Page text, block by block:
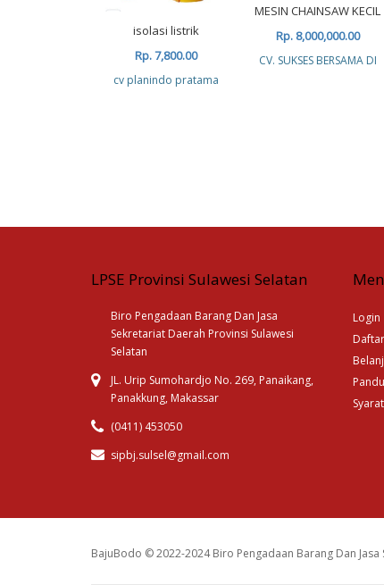
isolasi listrik
Rp. 7,800.00
cv planindo pratama
MESIN CHAINSAW KECIL
Rp. 8,000,000.00
CV. SUKSES BERSAMA DI
LPSE Provinsi Sulawesi Selatan
Biro Pengadaan Barang Dan Jasa
Sekretariat Daerah Provinsi Sulawesi
Selatan
JL. Urip Sumohardjo No. 269, Panaikang,
Panakkung, Makassar
(0411) 453050
sipbj.sulsel@gmail.com
Login
Daftar
BajuBodo © 2022-2024 Biro Pengadaan Barang Dan